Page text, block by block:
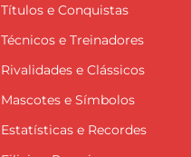
Títulos e Conquistas
Técnicos e Treinadores
Rivalidades e Clássicos
Mascotes e Símbolos
Estatísticas e Recordes